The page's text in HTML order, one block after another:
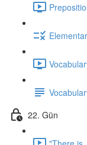
22. Gün